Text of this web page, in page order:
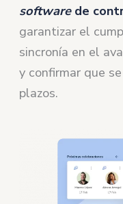
software de
garantizar el
sincronía en el
y confirmar que
plazos.